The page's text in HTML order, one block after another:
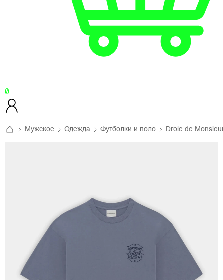
0
Мужское Одежда Футболки и поло Drole de